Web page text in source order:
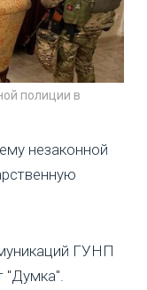
полиции в
незаконной
ГУНП
"Думка".